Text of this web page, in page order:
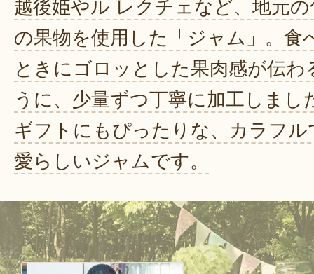
越後姫やル レクチェなど、地元の
の果物を使用した「ジャム」。食
ときにゴロッとした果肉感が伝わ
うに、少量ずつ丁寧に加工しまし
ギフトにもぴったりな、カラフル
愛らしいジャムです。